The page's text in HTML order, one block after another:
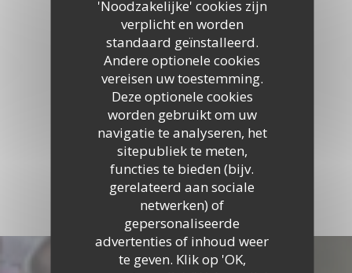
'Noodzakelijke' cookies zijn
verplicht en worden
standaard geïnstalleerd.
Andere optionele cookies
vereisen uw toestemming.
Deze optionele cookies
worden gebruikt om uw
navigatie te analyseren, het
sitepubliek te meten,
functies te bieden (bijv.
gerelateerd aan sociale
netwerken) of
gepersonaliseerde
advertenties of inhoud weer
te geven. Klik op 'OK,
Ontdek ons menu